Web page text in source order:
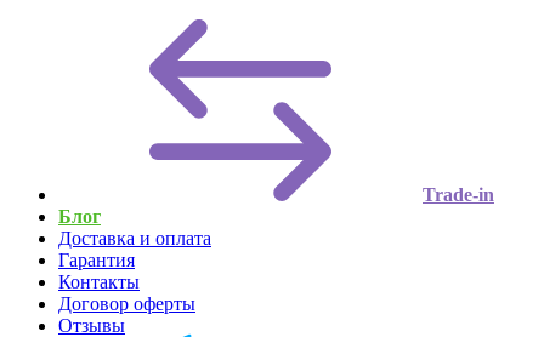
Trade-in
Блог
Доставка и оплата
Гарантия
Контакты
Договор оферты
Отзывы